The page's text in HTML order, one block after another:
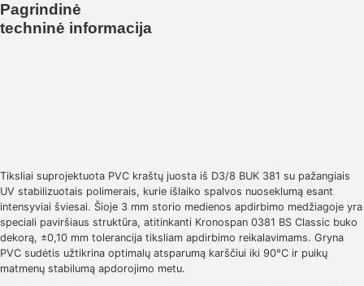
Pagrindinė
techninė informacija
Tiksliai suprojektuota PVC kraštų juosta iš D3/8 BUK 381 su pažangiais
UV stabilizuotais polimerais, kurie išlaiko spalvos nuoseklumą esant
intensyviai šviesai. Šioje 3 mm storio medienos apdirbimo medžiagoje yra
speciali paviršiaus struktūra, atitinkanti Kronospan 0381 BS Classic buko
dekorą, ±0,10 mm tolerancija tiksliam apdirbimo reikalavimams. Gryna
PVC sudėtis užtikrina optimalų atsparumą karščiui iki 90°C ir puikų
matmenų stabilumą apdorojimo metu.